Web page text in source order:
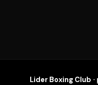
SZYBKI ZAPIS
Lider Boxing Club